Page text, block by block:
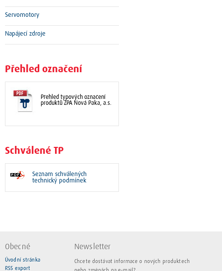
Servomotory
Napájecí zdroje
Přehled označení
Přehled typových označení
produktů ZPA Nová Paka, a.s.
Schválené TP
Seznam schválených
technický podmínek
Obecné
Úvodní stránka
RSS export
Newsletter
Chcete dostávat informace o nových produktech